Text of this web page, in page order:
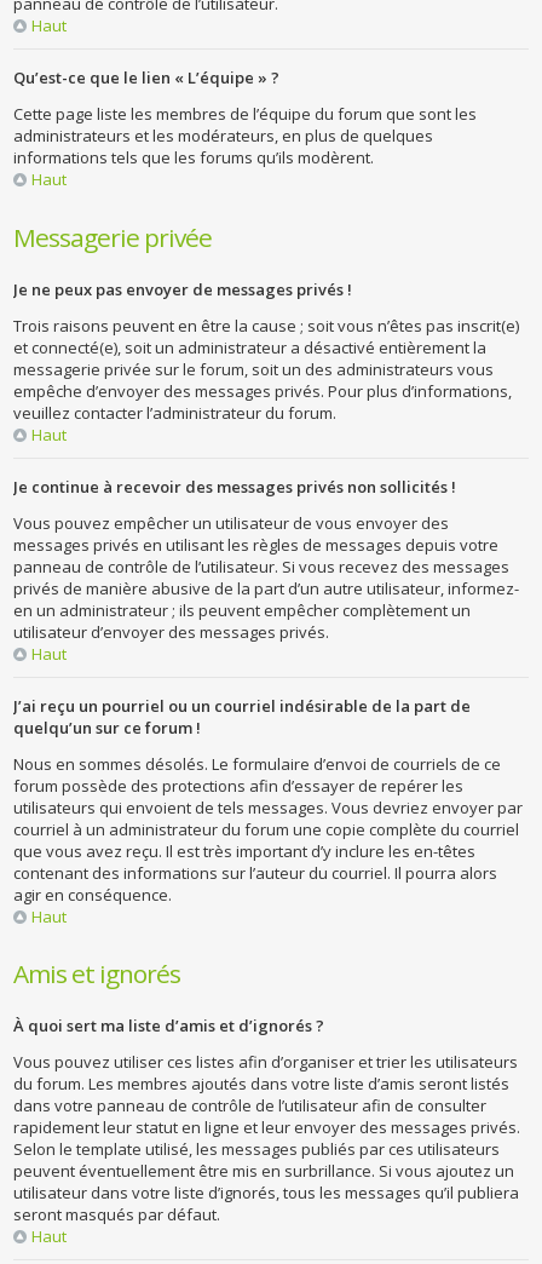
Haut
Qu’est-ce que le lien « L’équipe » ?
Cette page liste les membres de l’équipe du forum que sont les
administrateurs et les modérateurs, en plus de quelques
informations tels que les forums qu’ils modèrent.
Haut
Messagerie privée
Je ne peux pas envoyer de messages privés !
Trois raisons peuvent en être la cause ; soit vous n’êtes pas inscrit(e)
et connecté(e), soit un administrateur a désactivé entièrement la
messagerie privée sur le forum, soit un des administrateurs vous
empêche d’envoyer des messages privés. Pour plus d’informations,
veuillez contacter l’administrateur du forum.
Haut
Je continue à recevoir des messages privés non sollicités !
Vous pouvez empêcher un utilisateur de vous envoyer des
messages privés en utilisant les règles de messages depuis votre
panneau de contrôle de l’utilisateur. Si vous recevez des messages
privés de manière abusive de la part d’un autre utilisateur, informez-
en un administrateur ; ils peuvent empêcher complètement un
utilisateur d’envoyer des messages privés.
Haut
J’ai reçu un pourriel ou un courriel indésirable de la part de
quelqu’un sur ce forum !
Nous en sommes désolés. Le formulaire d’envoi de courriels de ce
forum possède des protections afin d’essayer de repérer les
utilisateurs qui envoient de tels messages. Vous devriez envoyer par
courriel à un administrateur du forum une copie complète du courriel
que vous avez reçu. Il est très important d’y inclure les en-têtes
contenant des informations sur l’auteur du courriel. Il pourra alors
agir en conséquence.
Haut
Amis et ignorés
À quoi sert ma liste d’amis et d’ignorés ?
Vous pouvez utiliser ces listes afin d’organiser et trier les utilisateurs
du forum. Les membres ajoutés dans votre liste d’amis seront listés
dans votre panneau de contrôle de l’utilisateur afin de consulter
rapidement leur statut en ligne et leur envoyer des messages privés.
Selon le template utilisé, les messages publiés par ces utilisateurs
peuvent éventuellement être mis en surbrillance. Si vous ajoutez un
utilisateur dans votre liste d’ignorés, tous les messages qu’il publiera
seront masqués par défaut.
Haut